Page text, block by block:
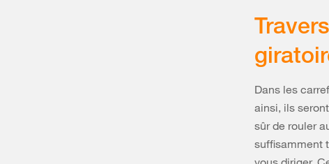
Dans les
ainsi, ils
sûr de rouler
suffisamment